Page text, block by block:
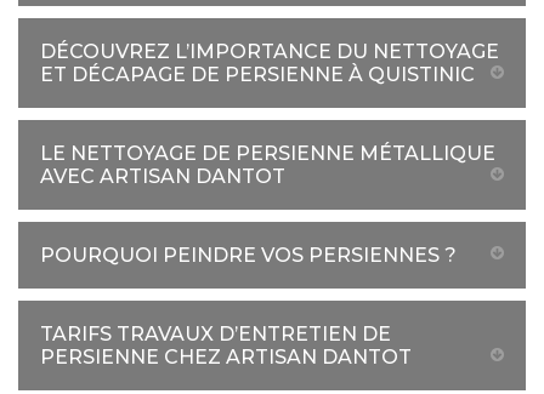
DÉCOUVREZ L’IMPORTANCE DU NETTOYAGE
ET DÉCAPAGE DE PERSIENNE À QUISTINIC
LE NETTOYAGE DE PERSIENNE MÉTALLIQUE
AVEC ARTISAN DANTOT
POURQUOI PEINDRE VOS PERSIENNES ?
TARIFS TRAVAUX D’ENTRETIEN DE
PERSIENNE CHEZ ARTISAN DANTOT